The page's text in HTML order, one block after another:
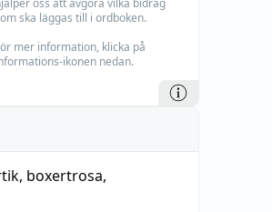
oss att avgöra vilka bidrag
ska läggas till i ordboken.
mer information, klicka på
ikonen nedan.
, boxertrosa,